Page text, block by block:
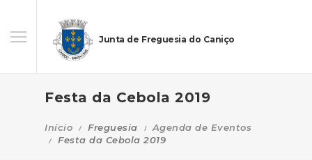
Junta de Freguesia do Caniço
Festa da Cebola 2019
Início Freguesia
Agenda de Eventos
Festa da Cebola 2019